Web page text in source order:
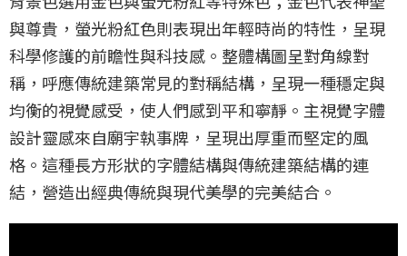
與尊貴，螢光粉紅色則表現出年輕時尚的特性，呈現
科學修護的前瞻性與科技感。整體構圖呈對角線對
稱，呼應傳統建築常見的對稱結構，呈現一種穩定與
均衡的視覺感受，使人們感到平和寧靜。主視覺字體
設計靈感來自廟宇執事牌，呈現出厚重而堅定的風
格。這種長方形狀的字體結構與傳統建築結構的連
結，營造出經典傳統與現代美學的完美結合。